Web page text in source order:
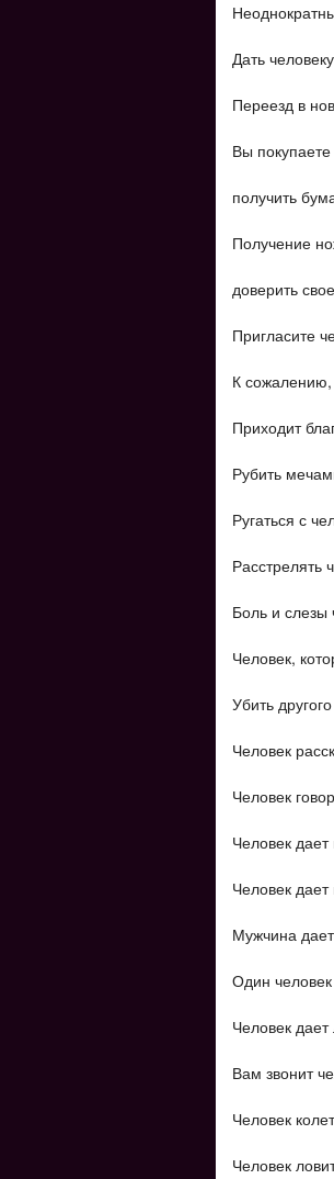
Дать
Переезд в
Вы
получить
Получение
доверить
Пригласите
К сожалению,
Приходит
Рубить
Ругаться с
Расстрелять
Боль и слезы
Человек,
Убить
Человек
Человек
Человек
Человек
Мужчина
Один человек
Человек
Вам звонит
Человек
Человек